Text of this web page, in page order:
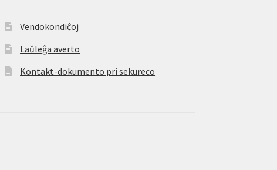
Vendokondiĉoj
Laŭleĝa averto
Kontakt-dokumento pri sekureco